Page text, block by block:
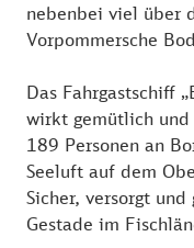
nebenbei viel über
Vorpommersche
Das Fahrgastschiff
wirkt gemütlich und
189 Personen an
Seeluft auf dem
Sicher, versorgt
Gestade im